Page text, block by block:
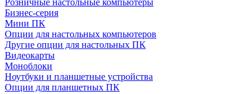
Розничные настольные компьютеры
Бизнес-серия
Мини ПК
Опции для настольных компьютеров
Другие опции для настольных ПК
Видеокарты
Моноблоки
Ноутбуки и планшетные устройства
Опции для планшетных ПК